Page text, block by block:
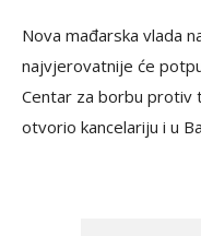
Nova mađarska vlada
najvjerovatnije će
Centar za borbu protiv
otvorio kancelariju i u